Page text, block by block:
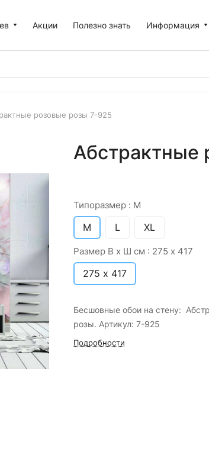
Акции Полезно знать Информация
розовые розы 7-925
Абстрактные
Типоразмер : M
M L XL
Размер В х Ш см : 275 х 417
275 х 417
Бесшовные обои на стену:
розы. Артикул: 7-925
Подробности